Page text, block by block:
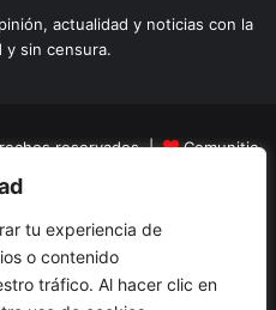
tu experiencia de
o contenido
tráfico. Al hacer clic en
actualidad y noticias con la
y sin censura.
reservados |
Comunitic
901228106
Opinion Turismo
Reportajes